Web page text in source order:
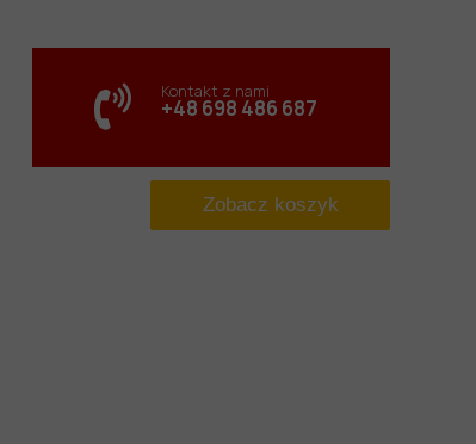
+48 698 486 687
Kontakt z nami
Zobacz koszyk